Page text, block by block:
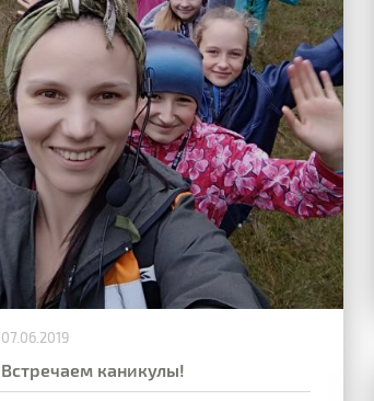
07.06.2019
Встречаем каникулы!